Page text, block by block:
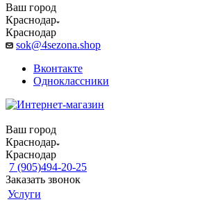
Ваш город
Краснодар
Краснодар
sok@4sezona.shop
Вконтакте
Одноклассники
Ваш город
Краснодар
Краснодар
7 (905)494-20-25
Заказать звонок
Услуги